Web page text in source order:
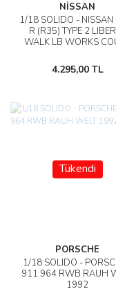
NİSSAN
1/18 SOLIDO - NISSAN
R (R35) TYPE 2
WALK LB WORKS
4.295,00 TL
Tükendi
PORSCHE
1/18 SOLIDO -
911 964 RWB RAUH
1992